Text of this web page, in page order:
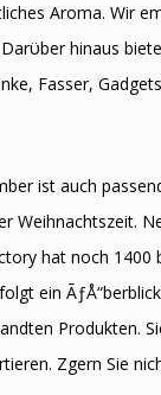
Aroma. Wir
hinaus
Fasser,
ist auch
Weihnachtszeit.
hat noch 1400
ein
Produkten.
Zӧgern Sie